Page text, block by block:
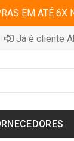
EM ATÉ 6X
Já é cliente